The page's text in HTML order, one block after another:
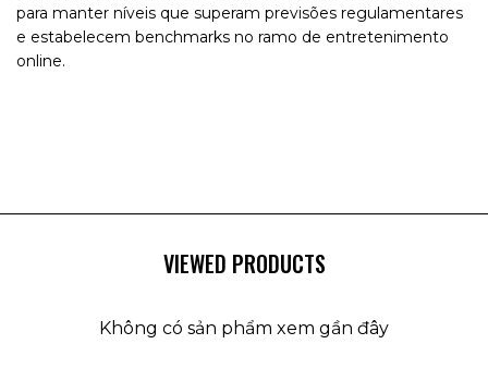
para manter níveis que superam previsões regulamentares
e estabelecem benchmarks no ramo de entretenimento
online.
VIEWED PRODUCTS
Không có sản phẩm xem gần đây